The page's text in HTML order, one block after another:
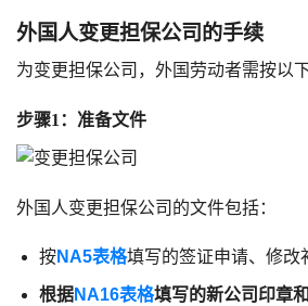
外国人变更担保公司的手续
为变更担保公司，外国劳动者需按以
步骤1：准备文件
外国人变更担保公司的文件包括：
按NA5表格填写的签证申请、修改
根据NA16表格填写的新公司印章